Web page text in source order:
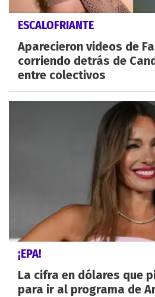
ESCALOFRIANTE
Aparecieron videos de
corriendo detrás de
entre colectivos
¡EPA!
La cifra en dólares que
para ir al programa de